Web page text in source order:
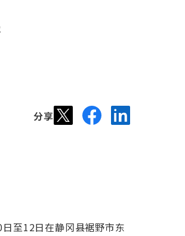
分享
至12日在静冈县裾野市东